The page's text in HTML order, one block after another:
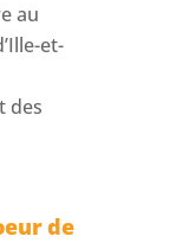
au
et-
des
de